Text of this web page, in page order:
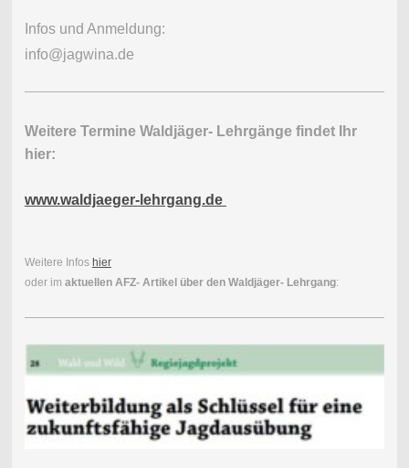
Infos und Anmeldung:
info@jagwina.de
Weitere Termine Waldjäger- Lehrgänge findet Ihr
hier:
www.waldjaeger-lehrgang.de
Weitere Infos hier
oder im aktuellen AFZ- Artikel über den Waldjäger- Lehrgang: